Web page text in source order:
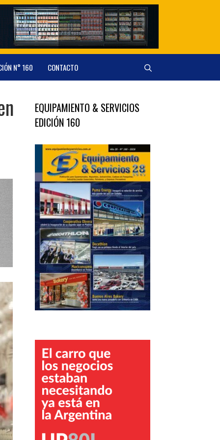
N° 160 CONTACTO
EQUIPAMIENTO & SERVICIOS
EDICIÓN 160